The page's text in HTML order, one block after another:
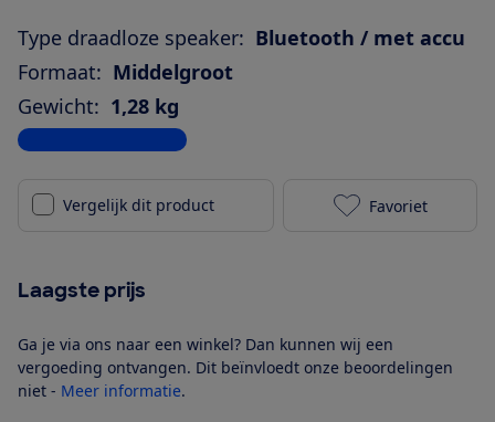
Type draadloze speaker: Bluetooth / met accu
Formaat: Middelgroot
Gewicht: 1,28 kg
Bekijk alle specificaties
Vergelijk dit product JBL Pulse 4
Favoriet
Laagste prijs
Ga je via ons naar een winkel? Dan kunnen wij een
vergoeding ontvangen. Dit beïnvloedt onze beoordelingen
niet - Meer informatie.